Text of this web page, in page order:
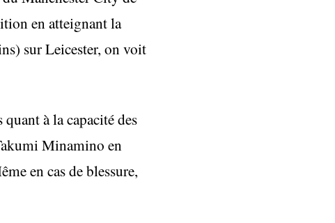
en atteignant la
sur Leicester, on voit
à la capacité des
Minamino en
en cas de blessure,